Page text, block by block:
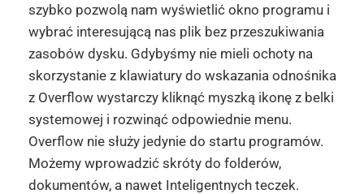
szybko pozwolą nam wyświetlić okno programu i
wybrać interesującą nas plik bez przeszukiwania
zasobów dysku. Gdybyśmy nie mieli ochoty na
skorzystanie z klawiatury do wskazania odnośnika
z Overflow wystarczy kliknąć myszką ikonę z belki
systemowej i rozwinąć odpowiednie menu.
Overflow nie służy jedynie do startu programów.
Możemy wprowadzić skróty do folderów,
dokumentów, a nawet Inteligentnych teczek.